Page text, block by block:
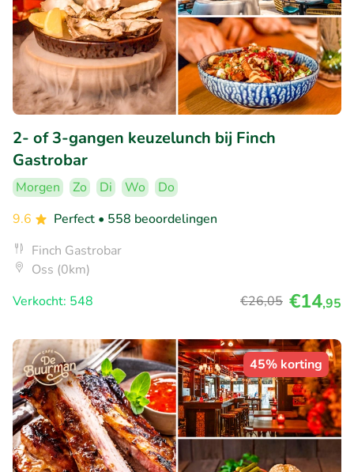
2- of 3-gangen keuzelunch bij Finch
Gastrobar
Morgen Zo Di Wo
Do
9.6
Perfect • 558 beoordelingen
Finch Gastrobar
Oss (0km)
Verkocht: 548
€26,05 €14,95
45% korting